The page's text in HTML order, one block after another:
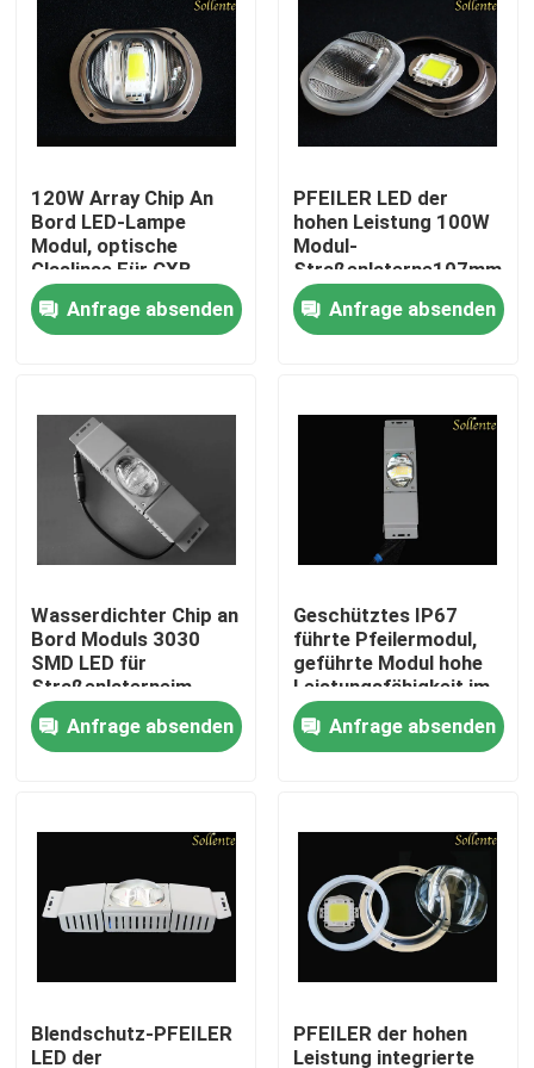
Produkte
Videos
Über uns
Fabrik-Ausflug
Qualitätskontrolle
Treten Sie mit uns in Verbindung
Nachrichten
Fälle
Straßenlaterne-Modul
120W Array Chip An
Bord LED-Lampe
Modul, optische
Glaslinse Für CXB
3050
Anfrage absenden
PFEILER LED der
hohen Leistung 100W
Modul-
Straßenlaterne107mm
für Bridgelux Vero 29
Anfrage absenden
Wasserdichter Chip an
Bord Moduls 3030
SMD LED für
Straßenlaterneim
Freien
Anfrage absenden
Geschütztes IP67
führte Pfeilermodul,
geführte Modul hohe
Leistungsfähigkeit im
Freien SMD 3030
Anfrage absenden
Blendschutz-PFEILER
LED der
PFEILER der hohen
Leistung integrierte